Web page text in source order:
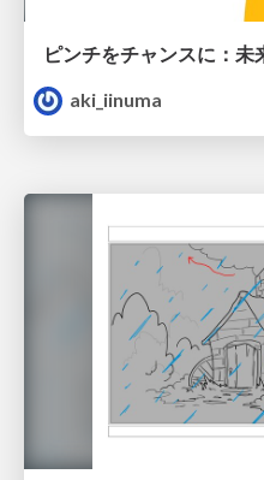
aki_iinuma